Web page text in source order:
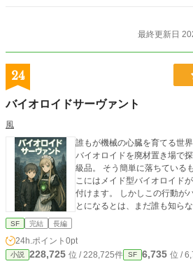
最終更新日
24
バイオロイドサーヴァント
風
誰もが機械の心臓を育てる世
バイオロイドを廃材置き場で
級品。 そう簡単に落ちている
こにはメイド型バイオロイド
付けます。 しかしこの行動が
とになるとは、まだ誰も知らな
SF 完結 長編
24h.ポイント 0pt
小説 228,725 位 / 228,725件 SF 6,735 位 /